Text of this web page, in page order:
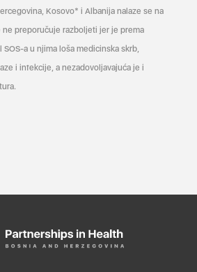
Kosovo* i Albanija nalaze se na
ne preporučuje razboljeti jer je prema
a u njima loša medicinska skrb,
i infekcije, a nezadovoljavajuća je i